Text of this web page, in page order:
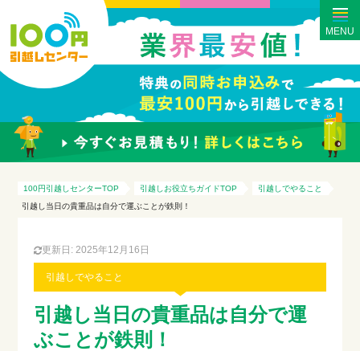
MENU
100円引越しセンターTOP 引越しお役立ちガイドTOP
引越しでやること
引越し当日の貴重品は自分で運ぶことが鉄則！
引越しでやること
更新日: 2025年12月16日
引越し当日の貴重品は自分で運
ぶことが鉄則！